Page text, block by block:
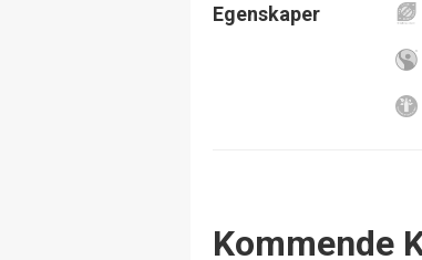
Egenskaper
Events
Kommende